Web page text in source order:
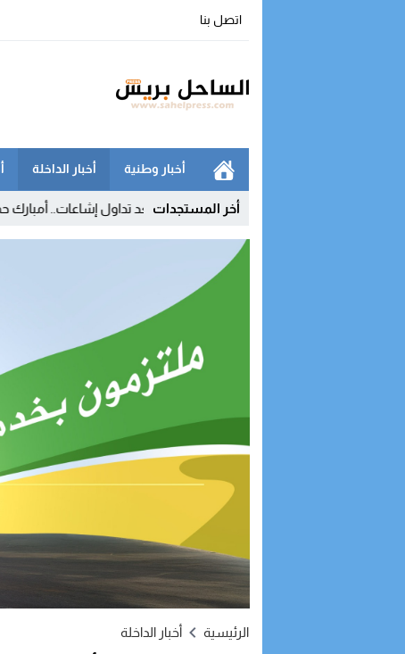
اتصل بنا
أخبار وطنية أخبار الداخلة
أخر المستجدات
بعد تداول إشاعات.. أمبارك حمية ينفي اشتراطه
الرئيسية أخبار الداخلة